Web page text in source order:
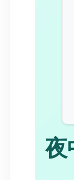
夜